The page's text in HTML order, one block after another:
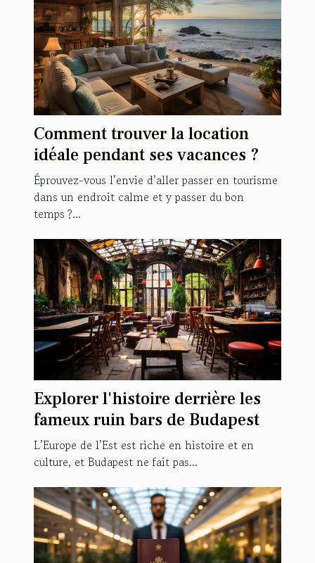
Comment trouver la location
idéale pendant ses vacances ?
Éprouvez-vous l’envie d’aller passer en tourisme
dans un endroit calme et y passer du bon
temps ?...
Explorer l'histoire derrière les
fameux ruin bars de Budapest
L’Europe de l’Est est riche en histoire et en
culture, et Budapest ne fait pas...